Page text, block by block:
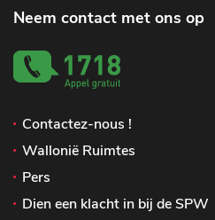
Neem contact met ons op
Contactez-nous !
Wallonië Ruimtes
Pers
Dien een klacht in bij de SPW